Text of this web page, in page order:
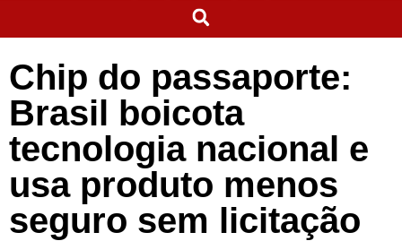
Chip do passaporte:
Brasil boicota
tecnologia nacional e
usa produto menos
seguro sem licitação